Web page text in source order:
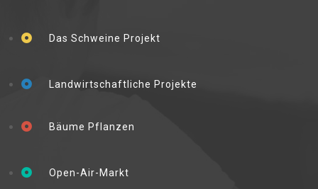
Das Schweine Projekt
Landwirtschaftliche Projekte
Bäume Pflanzen
Open-Air-Markt